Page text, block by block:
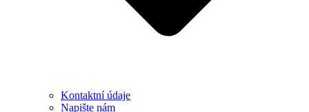
Kontaktní údaje
Napište nám